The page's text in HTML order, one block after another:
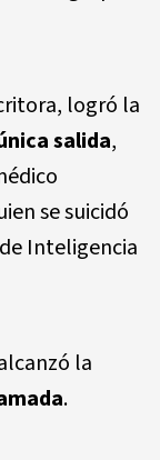
logró la
salida,
se suicidó
Inteligencia
la
.